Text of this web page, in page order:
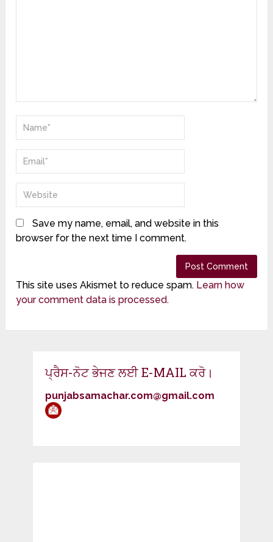
Save my name, email, and website in this
browser for the next time I comment.
This site uses Akismet to reduce spam. Learn how
your comment data is processed.
ਪ੍ਰੈਸ-ਨੋਟ ਭੇਜਣ ਲਈ E-MAIL ਕਰੋ।
punjabsamachar.com@gmail.com